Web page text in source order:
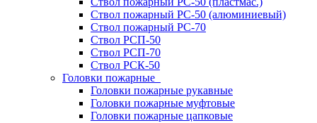
Ствол пожарный РС-50 (алюминиевый)
Ствол пожарный РС-70
Ствол РСП-50
Ствол РСП-70
Ствол РСК-50
Головки пожарные
Головки пожарные рукавные
Головки пожарные муфтовые
Головки пожарные цапковые